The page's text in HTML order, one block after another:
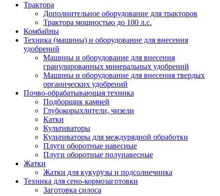
Трактора
Дополнительное оборудование для тракторов
Трактора мощностью до 100 л.с.
Комбайны
Техника (машины) и оборудование для внесения
удобрений
Машины и оборудование для внесения
гранулированных минеральных удобрений
Машины и оборудование для внесения твердых
органических удобрений
Почво-обрабатывающая техника
Подборщик камней
Глубокорыхлители, чизели
Катки
Культиваторы
Культиваторы для междурядной обработки
Плуги оборотные навесные
Плуги оборотные полунавесные
Жатки
Жатки для кукурузы и подсолнечника
Техника для сено-кормозаготовки
Заготовка силоса